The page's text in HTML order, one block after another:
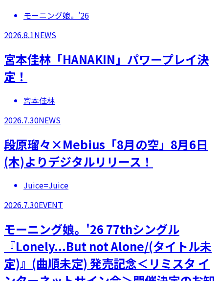
モーニング娘。'26
2026.8.1NEWS
宮本佳林「HANAKIN」パワープレイ決
定！
宮本佳林
2026.7.30NEWS
段原瑠々×Mebius「8月の空」8月6日
(木)よりデジタルリリース！
Juice=Juice
2026.7.30EVENT
モーニング娘。'26 77thシングル
『Lonely...But not Alone/(タイトル未
定)』(曲順未定) 発売記念＜リミスタ イ